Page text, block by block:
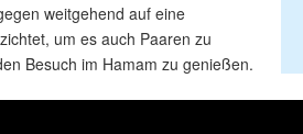
weitgehend auf eine
um es auch Paaren zu
Besuch im Hamam zu genießen.